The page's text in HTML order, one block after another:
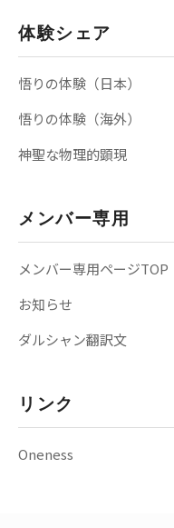
体験シェア
悟りの体験（日本）
悟りの体験（海外）
神聖な物理的顕現
メンバー専用
メンバー専用ページTOP
お知らせ
ダルシャン翻訳文
リンク
Oneness